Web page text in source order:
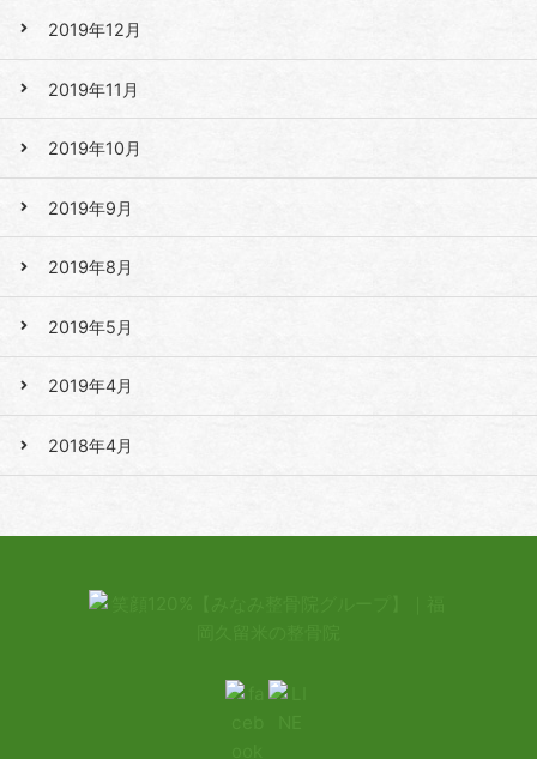
2019年12月
2019年11月
2019年10月
2019年9月
2019年8月
2019年5月
2019年4月
2018年4月